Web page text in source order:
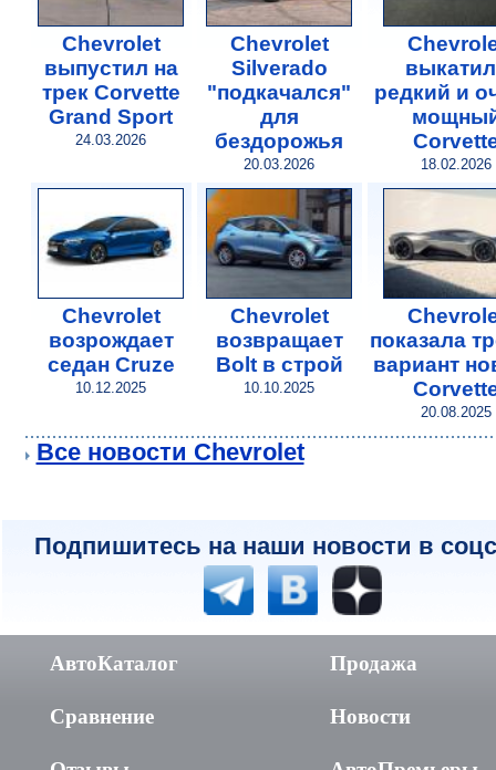
Chevrolet
выпустил на
трек Corvette
Grand Sport
24.03.2026
Chevrolet
Silverado
"подкачался"
для
бездорожья
20.03.2026
редкий и
18.02.2026
Chevrolet
возрождает
седан Cruze
10.12.2025
Chevrolet
возвращает
Bolt в строй
10.10.2025
показала
вариант
20.08.2025
Все новости Chevrolet
Подпишитесь на наши новости в
АвтоКаталог
Сравнение
Продажа
Новости